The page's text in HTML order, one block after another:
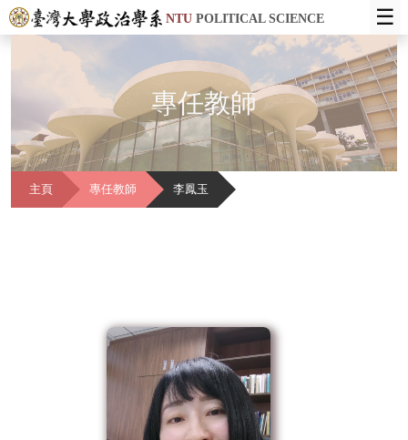
NTUPOLITICAL SCIENCE ☰
專任教師
主頁 專任教師 李鳳玉